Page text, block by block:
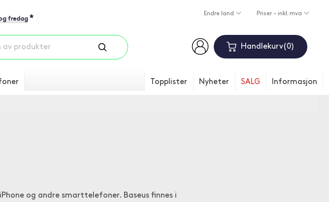
fredag *
Endre land Priser - inkl. mva
Handlekurv 0
Topplister Nyheter SALG Informasjon
og andre smarttelefoner. Baseus finnes i